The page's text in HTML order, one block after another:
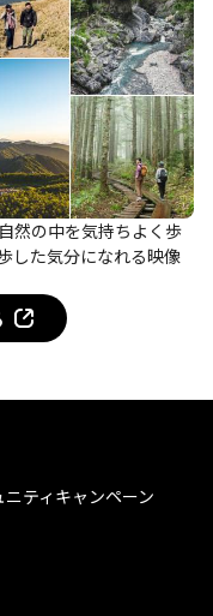
然の中を気持ちよく歩
した気分になれる映像
ティキャンペーン